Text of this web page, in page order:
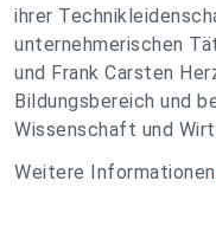
ihrer
unternehmerischen
und Frank Carsten
Bildungsbereich und
Wissenschaft und
Weitere